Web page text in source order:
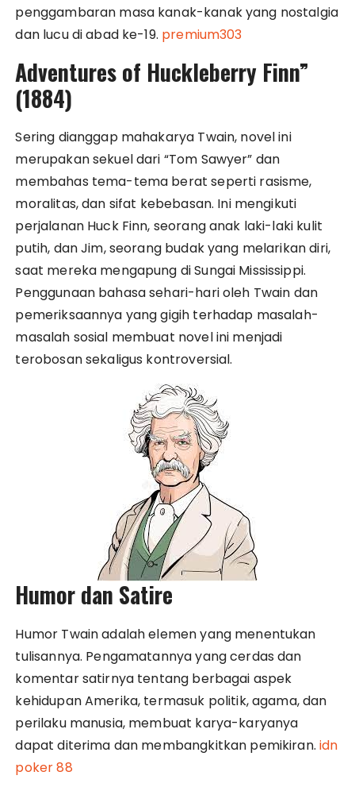
penggambaran masa kanak-kanak yang nostalgia
dan lucu di abad ke-19. premium303
Adventures of Huckleberry Finn”
(1884)
Sering dianggap mahakarya Twain, novel ini
merupakan sekuel dari “Tom Sawyer” dan
membahas tema-tema berat seperti rasisme,
moralitas, dan sifat kebebasan. Ini mengikuti
perjalanan Huck Finn, seorang anak laki-laki kulit
putih, dan Jim, seorang budak yang melarikan diri,
saat mereka mengapung di Sungai Mississippi.
Penggunaan bahasa sehari-hari oleh Twain dan
pemeriksaannya yang gigih terhadap masalah-
masalah sosial membuat novel ini menjadi
terobosan sekaligus kontroversial.
Humor dan Satire
Humor Twain adalah elemen yang menentukan
tulisannya. Pengamatannya yang cerdas dan
komentar satirnya tentang berbagai aspek
kehidupan Amerika, termasuk politik, agama, dan
perilaku manusia, membuat karya-karyanya
dapat diterima dan membangkitkan pemikiran.idn
poker 88